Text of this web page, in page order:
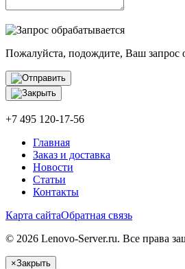
Пожалуйста, подождите, Ваш запрос
+7 495 120-17-56
Главная
Заказ и доставка
Новости
Статьи
Контакты
Карта сайтаОбратная связь
© 2026 Lenovo-Server.ru. Все права
×Закрыть